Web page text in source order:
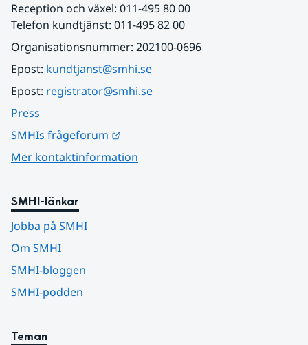
Reception och växel: 011-495 80 00
Telefon kundtjänst: 011-495 82 00
Organisationsnummer: 202100-0696
Epost: kundtjanst@smhi.se
Epost: registrator@smhi.se
Press
SMHIs frågeforum
Mer kontaktinformation
SMHI-länkar
Jobba på SMHI
Om SMHI
SMHI-bloggen
SMHI-podden
Teman